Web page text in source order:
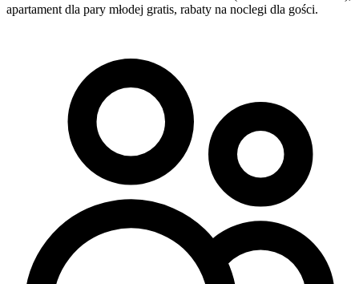
apartament dla pary młodej gratis, rabaty na noclegi dla gości.